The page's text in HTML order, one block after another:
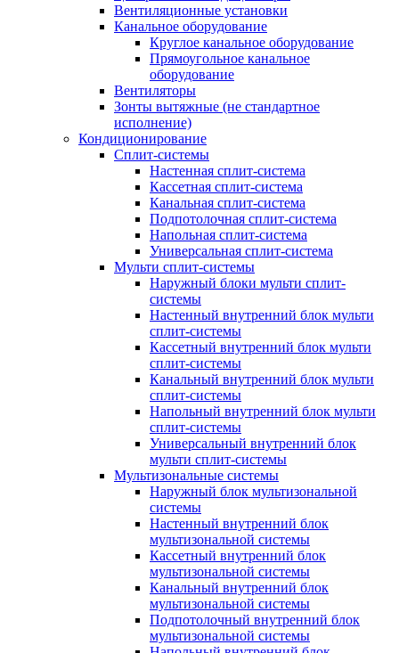
Вентиляционные установки
Канальное оборудование
Круглое канальное оборудование
Прямоугольное канальное
оборудование
Вентиляторы
Зонты вытяжные (не стандартное
исполнение)
Кондиционирование
Сплит-системы
Настенная сплит-система
Кассетная сплит-система
Канальная сплит-система
Подпотолочная сплит-система
Напольная сплит-система
Универсальная сплит-система
Мульти сплит-системы
Наружный блоки мульти сплит-
системы
Настенный внутренний блок мульти
сплит-системы
Кассетный внутренний блок мульти
сплит-системы
Канальный внутренний блок мульти
сплит-системы
Напольный внутренний блок мульти
сплит-системы
Универсальный внутренний блок
мульти сплит-системы
Мультизональные системы
Наружный блок мультизональной
системы
Настенный внутренний блок
мультизональной системы
Кассетный внутренний блок
мультизональной системы
Канальный внутренний блок
мультизональной системы
Подпотолочный внутренний блок
мультизональной системы